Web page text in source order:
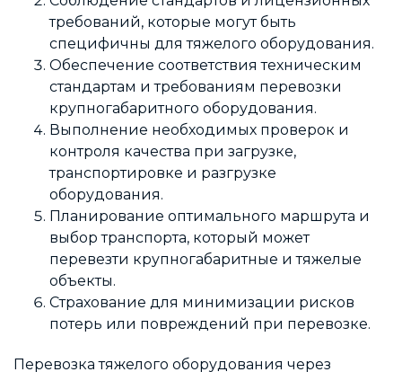
требований, которые могут быть
специфичны для тяжелого оборудования.
Обеспечение соответствия техническим
стандартам и требованиям перевозки
крупногабаритного оборудования.
Выполнение необходимых проверок и
контроля качества при загрузке,
транспортировке и разгрузке
оборудования.
Планирование оптимального маршрута и
выбор транспорта, который может
перевезти крупногабаритные и тяжелые
объекты.
Страхование для минимизации рисков
потерь или повреждений при перевозке.
Перевозка тяжелого оборудования через